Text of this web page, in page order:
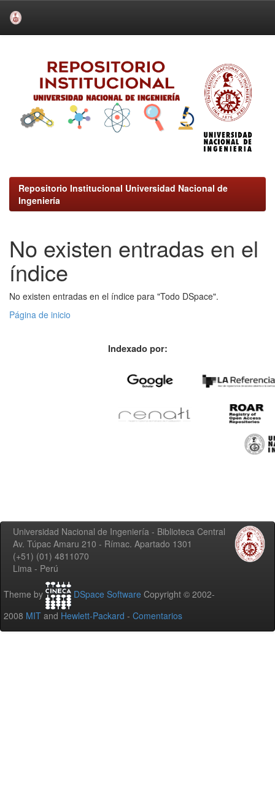
Repositorio Institucional Universidad Nacional de
Ingeniería
No existen entradas en el
índice
No existen entradas en el índice para "Todo DSpace".
Página de inicio
Indexado por:
Universidad Nacional de Ingeniería - Biblioteca Central
Av. Túpac Amaru 210 - Rímac. Apartado 1301
(+51) (01) 4811070
Lima - Perú
Theme by DSpace Software Copyright © 2002-
2008 MIT and Hewlett-Packard - Comentarios